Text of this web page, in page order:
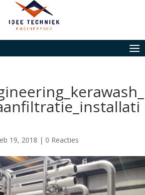
19, 2018 | 0 Reacties